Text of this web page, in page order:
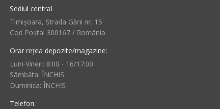
Sediul central
Timișoara, Strada Gării nr. 15
Cod Poștal 300167 / România
Orar rețea depozite/magazine:
Luni-Vineri: 8:00 - 16/17:00
Sâmbăta: ÎNCHIS
Duminica: ÎNCHIS
Telefon: